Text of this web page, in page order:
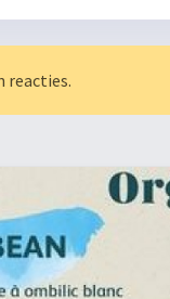
reacties.